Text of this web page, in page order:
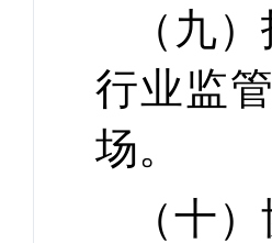
（九
行业监
场。
（十